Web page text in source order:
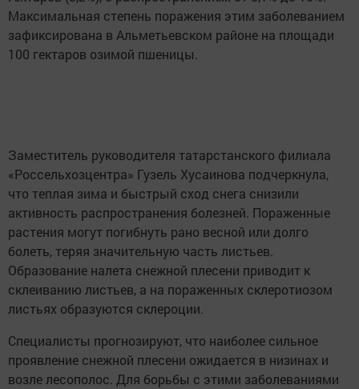
Максимальная степень поражения этим заболеванием
зафиксирована в Альметьевском районе на площади
100 гектаров озимой пшеницы.
Заместитель руководителя татарстанского филиала
«Россельхозцентра» Гузель Хусаинова подчеркнула,
что теплая зима и быстрый сход снега снизили
активность распространения болезней. Пораженные
растения могут погибнуть рано весной или долго
болеть, теряя значительную часть листьев.
Образование налета снежной плесени приводит к
склеиванию листьев, а на пораженных склеротиозом
листьях образуются склероции.
Специалисты прогнозируют, что наиболее сильное
проявление снежной плесени ожидается в низинах и
возле лесополос. Для борьбы с этими заболеваниями